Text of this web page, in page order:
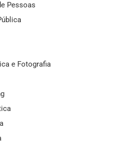
Pessoas
e Fotografia